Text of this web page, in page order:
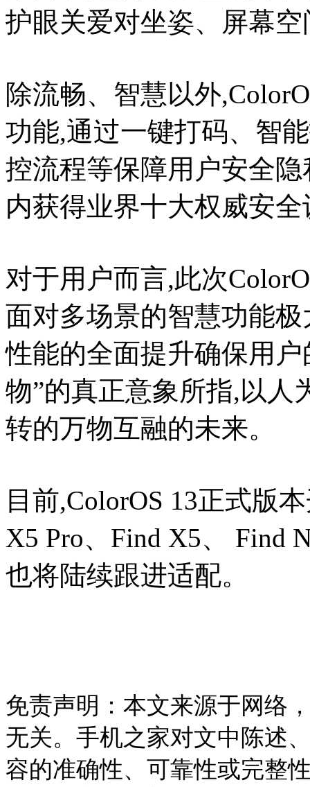
护眼关爱对坐姿、屏幕
除流畅、智慧以外
功能,通过一键打码、智
控流程等保障用户安全
内获得业界十大权威安
对于用户而言,此次
面对多场景的智慧功能
性能的全面提升确保用
物”的真正意象所指,以人
转的万物互融的未来。
目前,ColorOS 13正式版
X5 Pro、Find X5、 Find
也将陆续跟进适配。
免责声明：本文来源于网络
无关。手机之家对文中陈述
容的准确性、可靠性或完整